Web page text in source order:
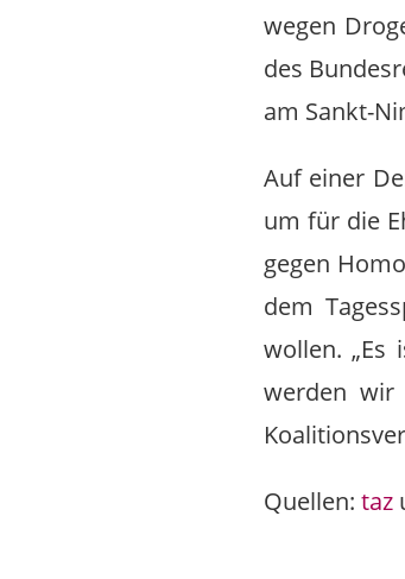
wegen
des
am Sankt-
Auf einer
um für die
gegen
dem
wollen. „Es
werden wir
Quellen: taz